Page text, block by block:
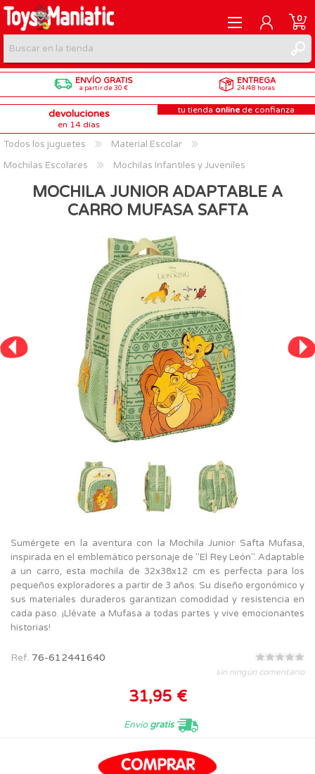
REGISTRARME
INICIAR SESIÓN
0
ENVÍO GRATIS
a partir de 30 €
ENTREGA
24/48 horas
devoluciones
en 14 días
tu tienda online de confianza
Todos los juguetes
Material Escolar
Mochilas Escolares
Mochilas Infantiles y Juveniles
MOCHILA JUNIOR ADAPTABLE A
CARRO MUFASA SAFTA
Sumérgete en la aventura con la Mochila Junior Safta Mufasa,
inspirada en el emblemático personaje de "El Rey León". Adaptable
a un carro, esta mochila de 32x38x12 cm es perfecta para los
pequeños exploradores a partir de 3 años. Su diseño ergonómico y
sus materiales duraderos garantizan comodidad y resistencia en
cada paso. ¡Llévate a Mufasa a todas partes y vive emocionantes
historias!
Ref. 76-612441640
sin ningún comentario
31,95 €
Envíogratis